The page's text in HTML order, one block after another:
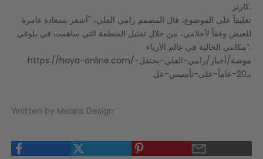
كارتر.
تعليقاً على الموضوع، قال المصمم رامي العلي، "أشعر بسعادة غامرة
للعيش وفقاً لأحلامي، من خلال تمثيل المنطقة التي ساهمت في بلوغي
مكانتي الحالية في عالم الأزياء”.
https://haya-online.com/موضة/أخبار/رامي-العلي-يحتفل-
بـ20-عاماً-على-تأسيس-عل
Written by Means Design